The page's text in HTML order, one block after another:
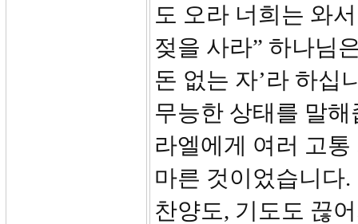
도 오라 너희는 와
젖을 사라” 하나님
돈 없는 자’라 하십
무능한 상태를 말
라엘에게 여러 고
마른 것이었습니다
찬양도, 기도도 끊